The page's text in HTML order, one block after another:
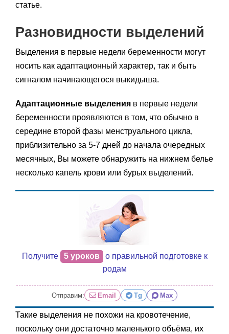
статье.
Разновидности выделений
Выделения в первые недели беременности могут
носить как адаптационный характер, так и быть
сигналом начинающегося выкидыша.
Адаптационные выделения в первые недели
беременности проявляются в том, что обычно в
середине второй фазы менструального цикла,
приблизительно за 5-7 дней до начала очередных
месячных, Вы можете обнаружить на нижнем белье
несколько капель крови или бурых выделений.
Получите 5 уроков
о правильной подготовке к
родам
Отправим: Email Tg Max
Такие выделения не похожи на кровотечение,
поскольку они достаточно маленького объёма, их